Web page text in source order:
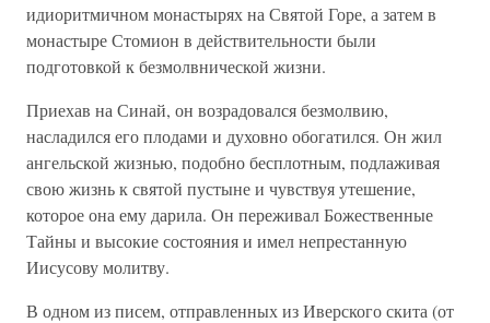
идиоритмичном монастырях на Святой Горе, а затем в
монастыре Стомион в действительности были
подготовкой к безмолвнической жизни.
Приехав на Синай, он возрадовался безмолвию,
насладился его плодами и духовно обогатился. Он жил
ангельской жизнью, подобно бесплотным, подлаживая
свою жизнь к святой пустыне и чувствуя утешение,
которое она ему дарила. Он переживал Божественные
Тайны и высокие состояния и имел непрестанную
Иисусову молитву.
В одном из писем, отправленных из Иверского скита (от